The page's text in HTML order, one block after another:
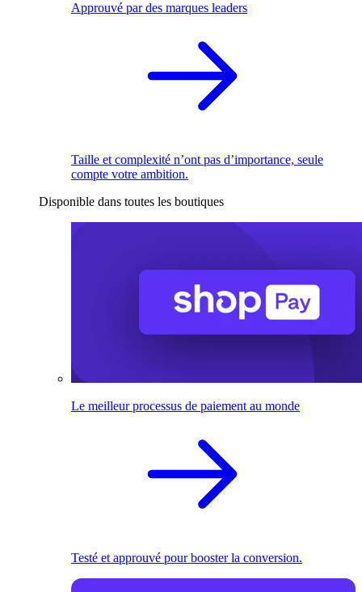
Approuvé par des marques leaders
Taille et complexité n’ont pas d’importance, seule
compte votre ambition.
Disponible dans toutes les boutiques
Le meilleur processus de paiement au monde
Testé et approuvé pour booster la conversion.